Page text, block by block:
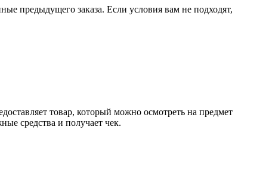
предыдущего заказа. Если условия вам не подходят,
товар, который можно осмотреть на предмет
средства и получает чек.